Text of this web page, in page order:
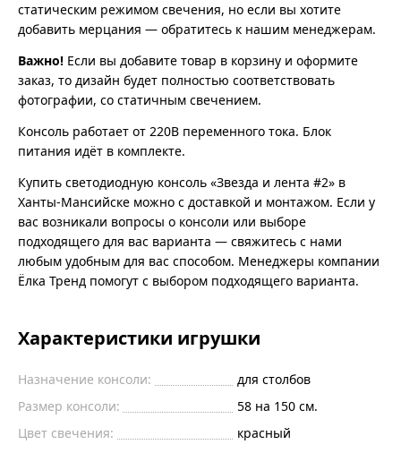
статическим режимом свечения, но если вы хотите
добавить мерцания — обратитесь к нашим менеджерам.
Важно! Если вы добавите товар в корзину и оформите
заказ, то дизайн будет полностью соответствовать
фотографии, со статичным свечением.
Консоль работает от 220В переменного тока. Блок
питания идёт в комплекте.
Купить светодиодную консоль «Звезда и лента #2» в
Ханты-Мансийске можно с доставкой и монтажом. Если у
вас возникали вопросы о консоли или выборе
подходящего для вас варианта — свяжитесь с нами
любым удобным для вас способом. Менеджеры компании
Ёлка Тренд помогут с выбором подходящего варианта.
Характеристики игрушки
Назначение консоли:
для столбов
Размер консоли:
58 на 150 см.
Цвет свечения:
красный